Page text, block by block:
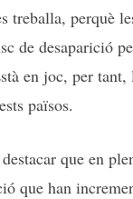
treballa, perquè
de desaparició
en joc, per
països.
que en
que han